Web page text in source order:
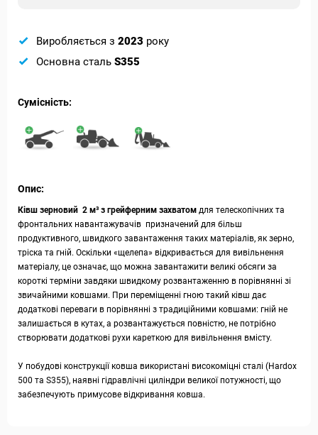
Виробляється з 2023 року
Основна сталь S355
Сумісність:
Опис:
Ківш зерновий 2 м³ з грейферним захватом для телескопічних та
фронтальних навантажувачів призначений для більш
продуктивного, швидкого завантаження таких матеріалів, як зерно,
тріска та гній. Оскільки «щелепа» відкривається для вивільнення
матеріалу, це означає, що можна завантажити великі обсяги за
короткі терміни завдяки швидкому розвантаженню в порівнянні зі
звичайними ковшами. При переміщенні гною такий ківш дає
додаткові переваги в порівнянні з традиційними ковшами: гній не
залишається в кутах, а розвантажується повністю, не потрібно
створювати додаткові рухи кареткою для вивільнення вмісту.
У побудові конструкції ковша використані високоміцні сталі (Hardox
500 та S355), наявні гідравлічні циліндри великої потужності, що
забезпечують примусове відкривання ковша.